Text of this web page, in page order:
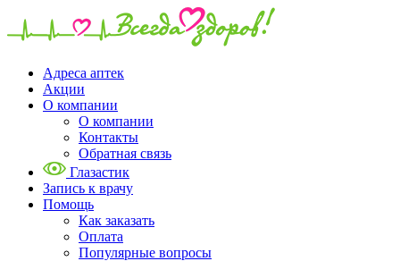
Адреса аптек
Акции
О компании
О компании
Контакты
Обратная связь
Глазастик
Запись к врачу
Помощь
Как заказать
Оплата
Популярные вопросы